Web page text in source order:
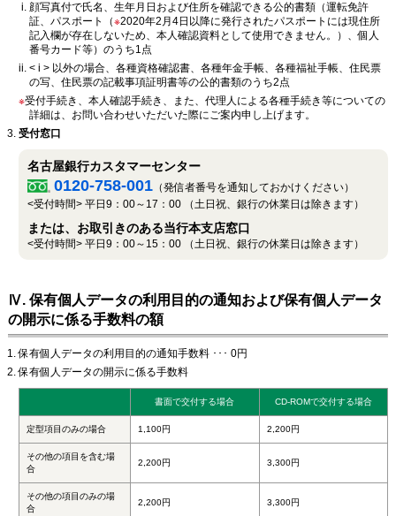
顔写真付で氏名、生年月日および住所を確認できる公的書類（運転免許
証、パスポート（※2020年2月4日以降に発行されたパスポートには現住所
記入欄が存在しないため、本人確認資料として使用できません。）、個人
番号カード等）のうち1点
< i > 以外の場合、各種資格確認書、各種年金手帳、各種福祉手帳、住民票
の写、住民票の記載事項証明書等の公的書類のうち2点
※受付手続き、本人確認手続き、また、代理人による各種手続き等についての
詳細は、お問い合わせいただいた際にご案内申し上げます。
受付窓口
名古屋銀行カスタマーセンター
0120-758-001（発信者番号を通知しておかけください）
<受付時間> 平日9：00～17：00 （土日祝、銀行の休業日は除きます）
または、お取引きのある当行本支店窓口
<受付時間> 平日9：00～15：00 （土日祝、銀行の休業日は除きます）
Ⅳ. 保有個人データの利用目的の通知および保有個人データ
の開示に係る手数料の額
保有個人データの利用目的の通知手数料 ･･･ 0円
保有個人データの開示に係る手数料
書面で交付する場合 CD-ROMで交付する場合
定型項目のみの場合 1,100円 2,200円
その他の項目を含む場
合
2,200円 3,300円
その他の項目のみの場
合
2,200円 3,300円